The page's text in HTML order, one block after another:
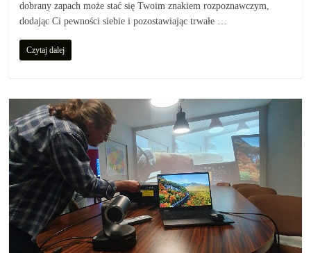
dobrany zapach może stać się Twoim znakiem rozpoznawczym,
dodając Ci pewności siebie i pozostawiając trwałe …
Czytaj dalej